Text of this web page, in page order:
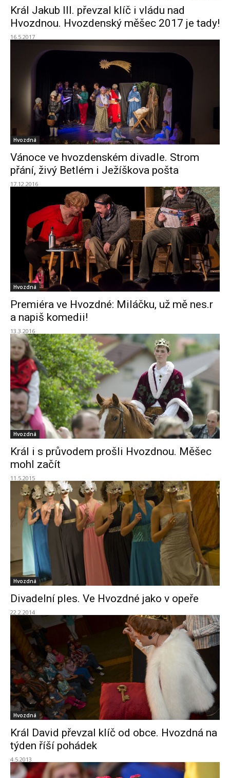
Král Jakub III. převzal klíč i vládu nad
Hvozdnou. Hvozdenský měšec 2017 je tady!
16.5.2017
Hvozdná
Vánoce ve hvozdenském divadle. Strom
přání, živý Betlém i Ježíškova pošta
17.12.2016
Hvozdná
Premiéra ve Hvozdné: Miláčku, už mě nes.r
a napiš komedii!
13.3.2016
Hvozdná
Král i s průvodem prošli Hvozdnou. Měšec
mohl začít
11.5.2015
Hvozdná
Divadelní ples. Ve Hvozdné jako v opeře
22.2.2014
Hvozdná
Král David převzal klíč od obce. Hvozdná na
týden říší pohádek
4.5.2013